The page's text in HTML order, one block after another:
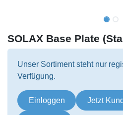
SOLAX Base Plate
Unser Sortiment steht nur
Verfügung.
Einloggen Jetzt